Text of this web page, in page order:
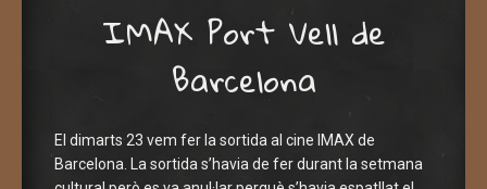
IMAX Port Vell de
Barcelona
El dimarts 23 vem fer la sortida al cine IMAX de
Barcelona. La sortida s’havia de fer durant la setmana